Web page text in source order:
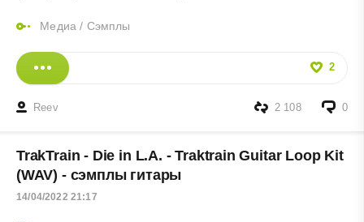
Медиа / Сэмплы
2
Reev 0
2 108
TrakTrain - Die in L.A. - Traktrain Guitar Loop Kit
(WAV) - сэмплы гитары
14/04/2022 21:17